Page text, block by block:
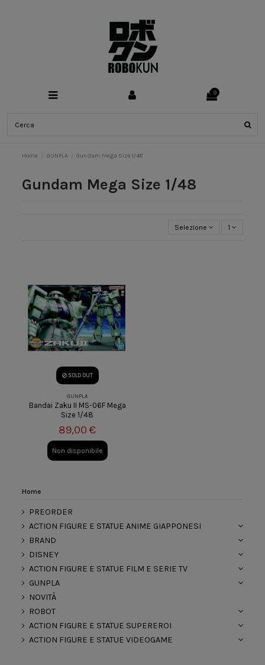
0
Home GUNPLA Gundam Mega Size 1/48
Gundam Mega Size 1/48
Selezione 1
SOLD OUT
GUNPLA
Bandai Zaku II MS-06F Mega
Size 1/48
89,00 €
Non disponibile
Home
PREORDER
ACTION FIGURE E STATUE ANIME GIAPPONESI
BRAND
DISNEY
ACTION FIGURE E STATUE FILM E SERIE TV
GUNPLA
NOVITÀ
ROBOT
ACTION FIGURE E STATUE SUPEREROI
ACTION FIGURE E STATUE VIDEOGAME